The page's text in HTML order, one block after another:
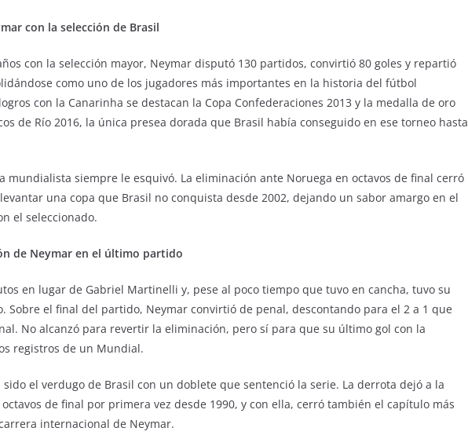
con la selección de Brasil
con la selección mayor, Neymar disputó 130 partidos, convirtió 80 goles y repartió
como uno de los jugadores más importantes en la historia del fútbol
con la Canarinha se destacan la Copa Confederaciones 2013 y la medalla de oro
de Río 2016, la única presea dorada que Brasil había conseguido en ese torneo hasta
mundialista siempre le esquivó. La eliminación ante Noruega en octavos de final cerró
una copa que Brasil no conquista desde 2002, dejando un sabor amargo en el
el seleccionado.
de Neymar en el último partido
en lugar de Gabriel Martinelli y, pese al poco tiempo que tuvo en cancha, tuvo su
Sobre el final del partido, Neymar convirtió de penal, descontando para el 2 a 1 que
No alcanzó para revertir la eliminación, pero sí para que su último gol con la
registros de un Mundial.
el verdugo de Brasil con un doblete que sentenció la serie. La derrota dejó a la
de final por primera vez desde 1990, y con ella, cerró también el capítulo más
internacional de Neymar.